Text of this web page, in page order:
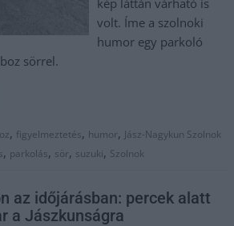
kép láttán várható is
volt. Íme a szolnoki
humor egy parkoló
sörrel.
, figyelmeztetés, humor, Jász-Nagykun Szolnok
, parkolás, sör, suzuki, Szolnok
az időjárásban: percek alatt
a Jászkunságra